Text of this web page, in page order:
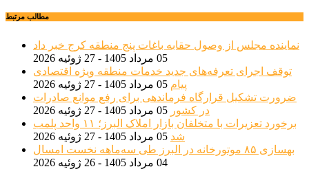
مطالب مرتبط
نماینده مجلس از وصول حقابه باغات پنج منطقه کرج خبر داد
05 مرداد 1405 - 27 ژوئیه 2026
توقف اجرای تعرفه‌های جدید خدمات منطقه ویژه اقتصادی
پیام 05 مرداد 1405 - 27 ژوئیه 2026
ضرورت تشکیل قرارگاه فرماندهی برای رفع موانع صادرات
در کشور 05 مرداد 1405 - 27 ژوئیه 2026
برخورد تعزیرات با متخلفان بازار املاک البرز؛ ۱۱ واحد پلمب
شد 05 مرداد 1405 - 27 ژوئیه 2026
بهسازی ۸۵ موتورخانه در البرز طی سه‌ماهه نخست امسال
04 مرداد 1405 - 26 ژوئیه 2026